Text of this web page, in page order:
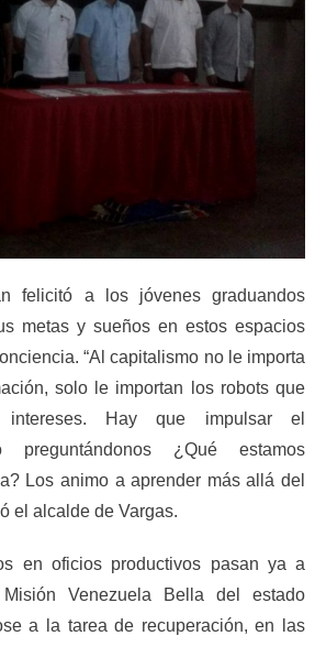
felicitó a los jóvenes graduandos
metas y sueños en estos espacios
“Al capitalismo no le importa
solo le importan los robots que
Hay que impulsar el
preguntándonos ¿Qué estamos
Los animo a aprender más allá del
el alcalde de Vargas.
en oficios productivos pasan ya a
Venezuela Bella del estado
a la tarea de recuperación, en las